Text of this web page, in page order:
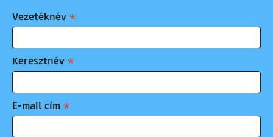
Vezetéknév
Keresztnév
E-mail cím